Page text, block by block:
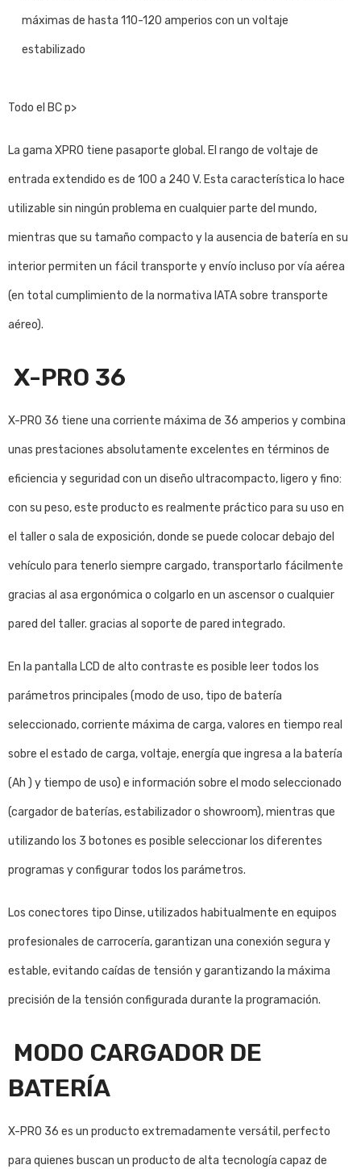
máximas de hasta 110-120 amperios con un voltaje
estabilizado
Todo el BC p>
La gama XPRO tiene pasaporte global. El rango de voltaje de
entrada extendido es de 100 a 240 V. Esta característica lo hace
utilizable sin ningún problema en cualquier parte del mundo,
mientras que su tamaño compacto y la ausencia de batería en su
interior permiten un fácil transporte y envío incluso por vía aérea
(en total cumplimiento de la normativa IATA sobre transporte
aéreo).
X-PRO 36
X-PRO 36 tiene una corriente máxima de 36 amperios y combina
unas prestaciones absolutamente excelentes en términos de
eficiencia y seguridad con un diseño ultracompacto, ligero y fino:
con su peso, este producto es realmente práctico para su uso en
el taller o sala de exposición, donde se puede colocar debajo del
vehículo para tenerlo siempre cargado, transportarlo fácilmente
gracias al asa ergonómica o colgarlo en un ascensor o cualquier
pared del taller. gracias al soporte de pared integrado.
En la pantalla LCD de alto contraste es posible leer todos los
parámetros principales (modo de uso, tipo de batería
seleccionado, corriente máxima de carga, valores en tiempo real
sobre el estado de carga, voltaje, energía que ingresa a la batería
(Ah ) y tiempo de uso) e información sobre el modo seleccionado
(cargador de baterías, estabilizador o showroom), mientras que
utilizando los 3 botones es posible seleccionar los diferentes
programas y configurar todos los parámetros.
Los conectores tipo Dinse, utilizados habitualmente en equipos
profesionales de carrocería, garantizan una conexión segura y
estable, evitando caídas de tensión y garantizando la máxima
precisión de la tensión configurada durante la programación.
MODO CARGADOR DE
BATERÍA
X-PRO 36 es un producto extremadamente versátil, perfecto
para quienes buscan un producto de alta tecnología capaz de